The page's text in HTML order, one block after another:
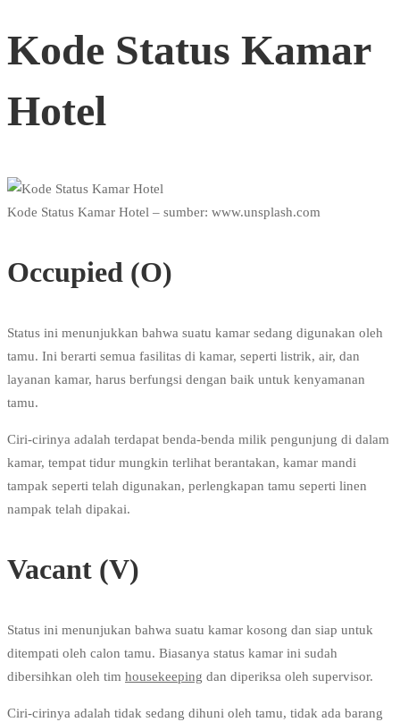
Kode Status Kamar
Hotel
Kode Status Kamar Hotel – sumber: www.unsplash.com
Occupied (O)
Status ini menunjukkan bahwa suatu kamar sedang digunakan oleh
tamu. Ini berarti semua fasilitas di kamar, seperti listrik, air, dan
layanan kamar, harus berfungsi dengan baik untuk kenyamanan
tamu.
Ciri-cirinya adalah terdapat benda-benda milik pengunjung di dalam
kamar, tempat tidur mungkin terlihat berantakan, kamar mandi
tampak seperti telah digunakan, perlengkapan tamu seperti linen
nampak telah dipakai.
Vacant (V)
Status ini menunjukan bahwa suatu kamar kosong dan siap untuk
ditempati oleh calon tamu. Biasanya status kamar ini sudah
dibersihkan oleh tim housekeeping dan diperiksa oleh supervisor.
Ciri-cirinya adalah tidak sedang dihuni oleh tamu, tidak ada barang